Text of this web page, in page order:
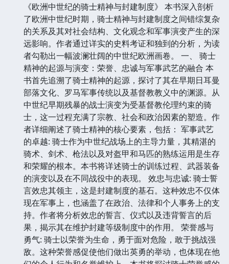
《欧洲中世纪的骑士精神与封建制度》 本书深入剖析
了欧洲中世纪时期，骑士精神与封建制度之间错综复杂
的关系及其对社会结构、文化观念和军事演变产生的深
远影响。作者通过详实的史料考证和独到的分析，为读
者勾勒出一幅波澜壮阔的中世纪欧洲画卷。 一、 骑士
精神的起源与演变：荣誉、忠诚与军事武艺的融合 本
书首先追溯了骑士精神的起源，探讨了其在早期日耳曼
部落文化、罗马军事传统以及基督教教义中的渊源。从
中世纪早期残暴的战士演变为受基督教伦理约束的骑
士，这一过程充满了宗教、社会和政治因素的塑造。作
者详细阐述了骑士精神的核心要素，包括： 军事武艺
的卓越: 骑士作为中世纪战场上的主导力量，其精湛的
骑术、剑术、枪法以及对盔甲和马匹的熟练运用是生存
和荣耀的根本。本书将详述骑士的训练过程、武器装备
的演变以及在不同战役中的表现。 效忠与忠诚: 骑士誓
言效忠其领主，这是封建制度的基石。这种效忠不仅体
现在军事上，也涵盖了在政治、法律和个人事务上的支
持。作者将分析效忠的誓言、仪式以及违背誓言的后
果，揭示其在维护封建等级制度中的作用。 荣誉感与
勇气: 骑士以荣誉为生命，勇于面对危险，敢于挑战强
敌。这种荣誉感促使他们做出英勇的举动，也体现在他